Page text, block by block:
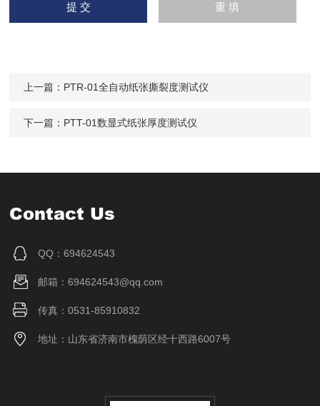
上一篇： PTR-01全自动纸张撕裂度测试仪
下一篇： PTT-01数显式纸张厚度测试仪
Contact Us
QQ：694624543
邮箱：694624543@qq.com
传真：0531-85910832
地址：山东省济南市槐荫区经十西路6007号